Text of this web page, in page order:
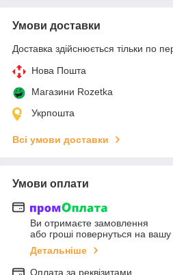
Умови доставки
Доставка здійснюється тільки по
Нова Пошта
Магазини Rozetka
Укрпошта
Всі умови доставки
Умови оплати
Ви отримаєте замовлення
або гроші повернуться на вашу
Детальніше
Оплата за реквізитами